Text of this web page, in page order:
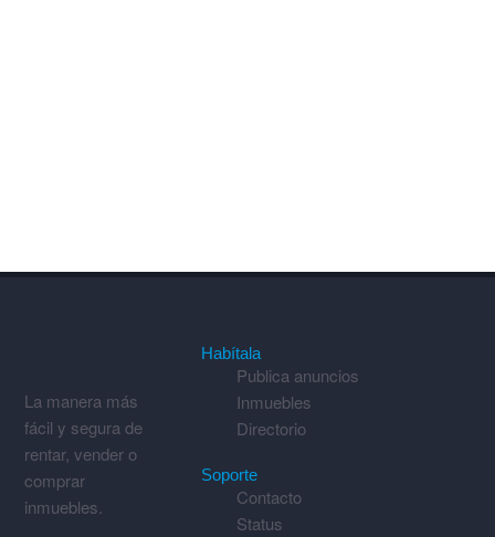
La manera más
fácil y segura de
rentar, vender o
comprar
inmuebles.
Habítala
Publica anuncios
Inmuebles
Directorio
Soporte
Contacto
Status